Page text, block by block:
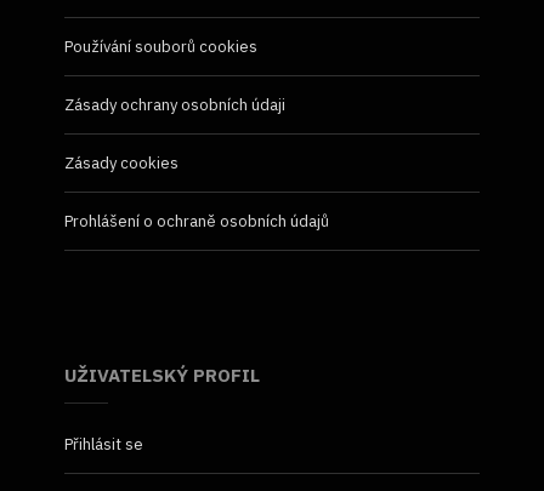
Používání souborů cookies
Zásady ochrany osobních údaji
Zásady cookies
Prohlášení o ochraně osobních údajů
UŽIVATELSKÝ PROFIL
Přihlásit se